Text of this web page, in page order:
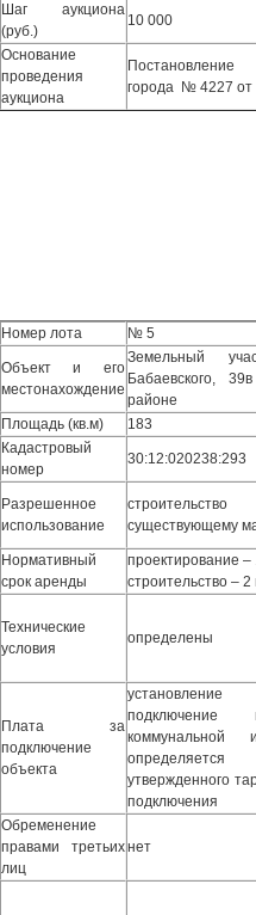
Шаг аукциона
(руб.)
10 000
Основание
проведения
аукциона
Постановление
города № 4227 от
Номер лота № 5
Объект и его
местонахождение
Земельный
Бабаевского,
районе
Площадь (кв.м)
183
Кадастровый
номер
30:12:020238:293
Разрешенное
использование
существующему
Нормативный
срок аренды
проектирование –
строительство – 2
Технические
условия
определены
Плата за
подключение
объекта
коммунальной
утвержденного
подключения
Обременение
правами третьих
лиц
нет